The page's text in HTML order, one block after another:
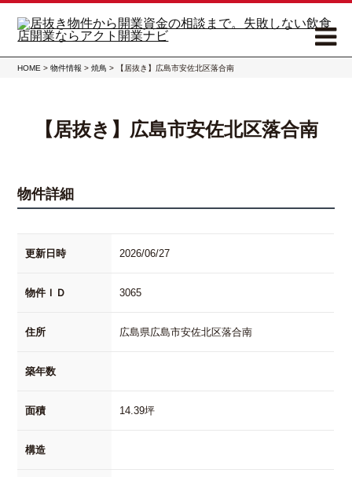
HOME >物件情報 >焼鳥 > 【居抜き】広島市安佐北区落合南
【居抜き】広島市安佐北区落合南
物件詳細
更新日時 2026/06/27
物件ＩＤ 3065
住所 広島県広島市安佐北区落合南
築年数
面積 14.39坪
構造